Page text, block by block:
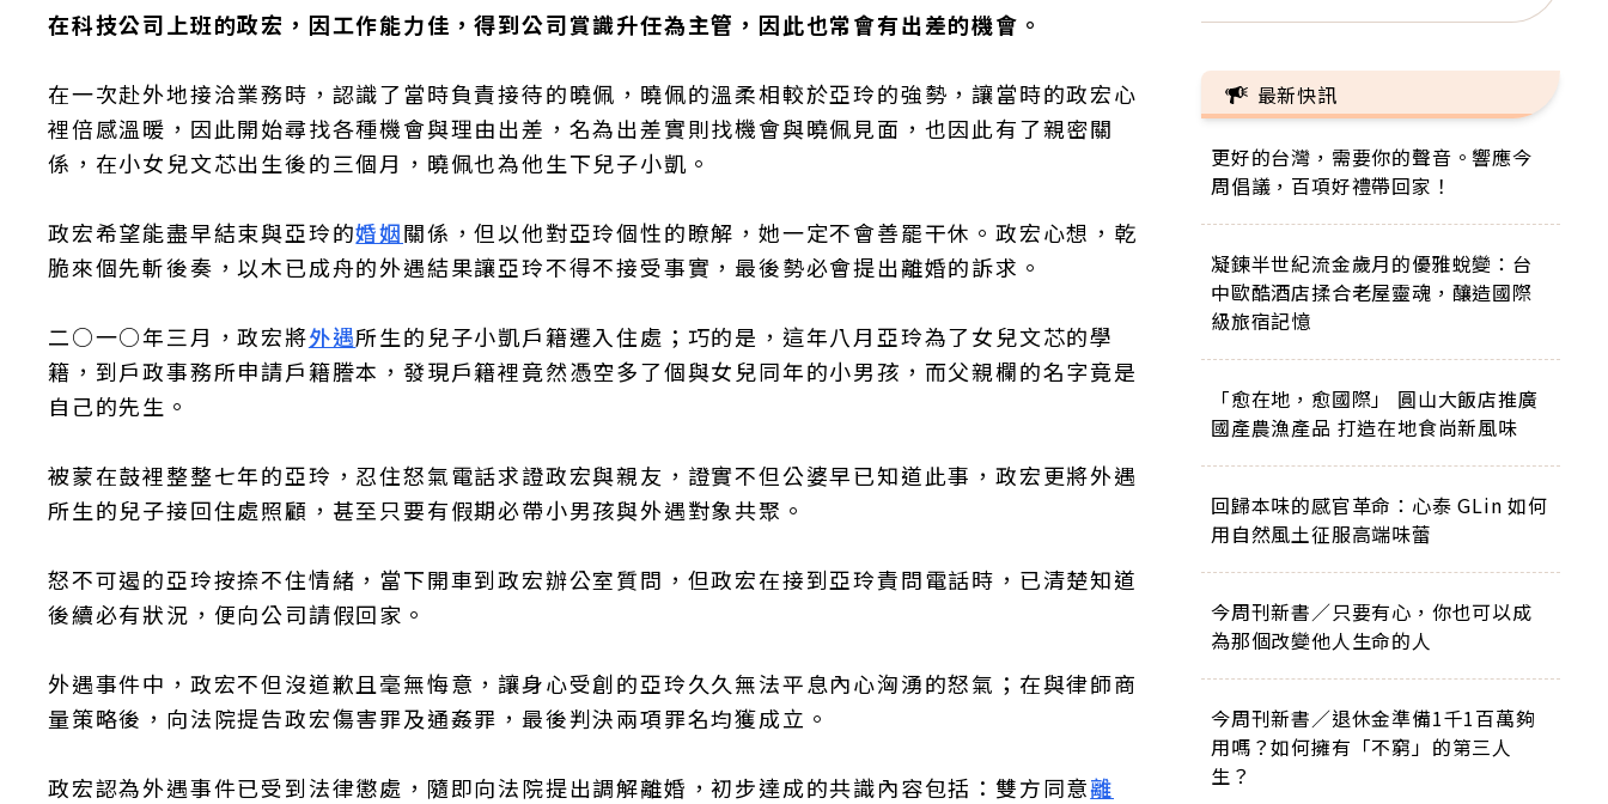
在科技公司上班的政宏，因工作能力佳，得到公司賞識升任為主管，因此也常會有出差的機會。
在一次赴外地接洽業務時，認識了當時負責接待的曉佩，曉佩的溫柔相較於亞玲的強勢，讓當時的政宏心
裡倍感溫暖，因此開始尋找各種機會與理由出差，名為出差實則找機會與曉佩見面，也因此有了親密關
係，在小女兒文芯出生後的三個月，曉佩也為他生下兒子小凱。
政宏希望能盡早結束與亞玲的婚姻關係，但以他對亞玲個性的瞭解，她一定不會善罷干休。政宏心想，乾
脆來個先斬後奏，以木已成舟的外遇結果讓亞玲不得不接受事實，最後勢必會提出離婚的訴求。
二○一○年三月，政宏將外遇所生的兒子小凱戶籍遷入住處；巧的是，這年八月亞玲為了女兒文芯的學
籍，到戶政事務所申請戶籍謄本，發現戶籍裡竟然憑空多了個與女兒同年的小男孩，而父親欄的名字竟是
自己的先生。
被蒙在鼓裡整整七年的亞玲，忍住怒氣電話求證政宏與親友，證實不但公婆早已知道此事，政宏更將外遇
所生的兒子接回住處照顧，甚至只要有假期必帶小男孩與外遇對象共聚。
怒不可遏的亞玲按捺不住情緒，當下開車到政宏辦公室質問，但政宏在接到亞玲責問電話時，已清楚知道
後續必有狀況，便向公司請假回家。
外遇事件中，政宏不但沒道歉且毫無悔意，讓身心受創的亞玲久久無法平息內心洶湧的怒氣；在與律師商
量策略後，向法院提告政宏傷害罪及通姦罪，最後判決兩項罪名均獲成立。
政宏認為外遇事件已受到法律懲處，隨即向法院提出調解離婚，初步達成的共識內容包括：雙方同意離
最新快訊
更好的台灣，需要你的聲音。響應今
周倡議，百項好禮帶回家！
凝鍊半世紀流金歲月的優雅蛻變：台
中歐酷酒店揉合老屋靈魂，釀造國際
級旅宿記憶
「愈在地，愈國際」 圓山大飯店推廣
國產農漁產品 打造在地食尚新風味
回歸本味的感官革命：心泰 GLin 如何
用自然風土征服高端味蕾
今周刊新書／只要有心，你也可以成
為那個改變他人生命的人
今周刊新書／退休金準備1千1百萬夠
用嗎？如何擁有「不窮」的第三人
生？